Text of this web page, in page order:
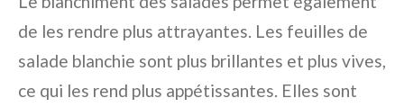
de les rendre plus attrayantes. Les feuilles de
salade blanchie sont plus brillantes et plus vives,
ce qui les rend plus appétissantes. Elles sont